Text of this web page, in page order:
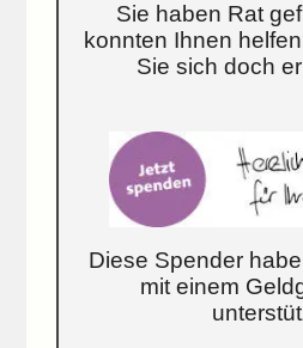
Sie haben Rat
konnten Ihnen
Sie sich doch
Diese Spender
mit einem